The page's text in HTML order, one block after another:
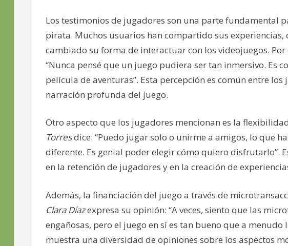
Los testimonios de jugadores son una parte fundamental
pirata. Muchos usuarios han compartido sus experiencias,
cambiado su forma de interactuar con los videojuegos. Por
“Nunca pensé que un juego pudiera ser tan inmersivo. Es
película de aventuras”. Esta percepción es común entre
narración profunda del juego.
Otro aspecto que los jugadores mencionan es la
Torresdice: “Puedo jugar solo o unirme a amigos, lo que
diferente. Es genial poder elegir cómo quiero disfrutarlo”.
en la retención de jugadores y en la creación de
Además, la financiación del juego a través de
Clara Díazexpresa su opinión: “A veces, siento que las
engañosas, pero el juego en sí es tan bueno que a menudo
muestra una diversidad de opiniones sobre los aspectos